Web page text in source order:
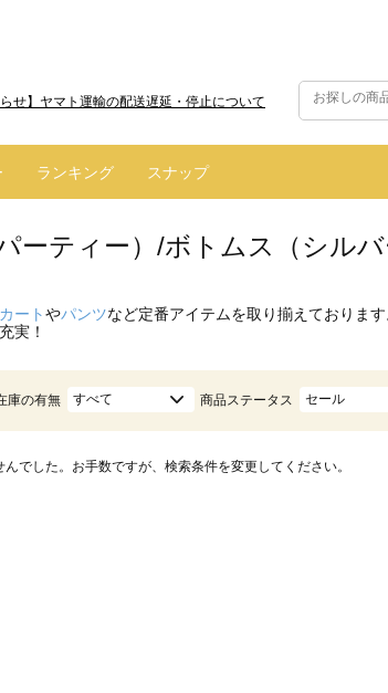
～サイトメンテナンス実施のお知らせ
せ】ヤマト運輸の配送遅延・停止について
ランキング スナップ
ーティー）/ボトムス（シルバ
ートやパンツなど定番アイテムを取り揃えておりま
実！
庫の有無 すべて 商品ステータス セール
でした。お手数ですが、検索条件を変更してください。